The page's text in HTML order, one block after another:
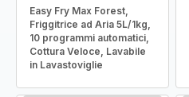
Easy Fry Max Forest,
Friggitrice ad Aria 5L/1kg,
10 programmi automatici,
Cottura Veloce, Lavabile
in Lavastoviglie